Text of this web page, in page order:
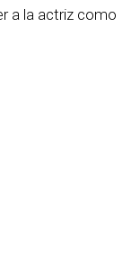
a la actriz como